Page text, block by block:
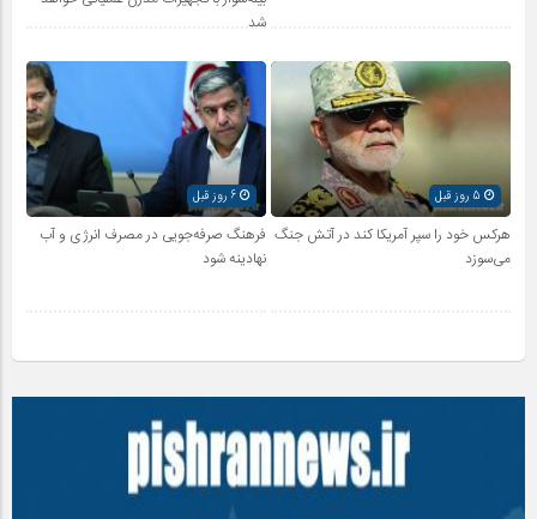
شد
هرکس خود را سپر آمریکا کند در آتش جنگ
می‌سوزد
فرهنگ صرفه‌جویی در مصرف انرژی و آب
نهادینه شود